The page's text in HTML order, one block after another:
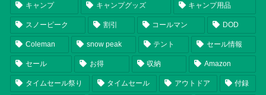
キャンプ キャンプグッズ キャンプ用品
スノーピーク 割引 コールマン DOD
Coleman snow peak テント セール情報
セール お得 収納 Amazon
タイムセール祭り タイムセール アウトドア 付録